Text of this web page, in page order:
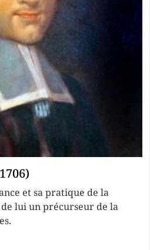
et sa pratique de la
lui un précurseur de la